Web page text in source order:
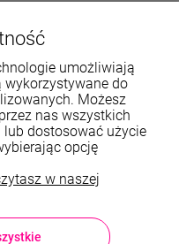
13/5, 35-119 Rzeszów, woj.
tel.:572 989 669
umożliwiają
wykorzystywane do
Możesz
nas wszystkich
dostosować użycie
opcję
w naszej